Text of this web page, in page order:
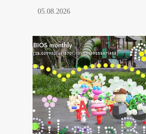
05.08.2026